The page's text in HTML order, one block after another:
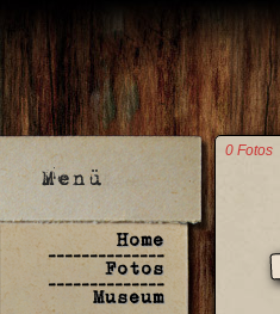
Home
--------------
Fotos
--------------
Museum
0 Fotos